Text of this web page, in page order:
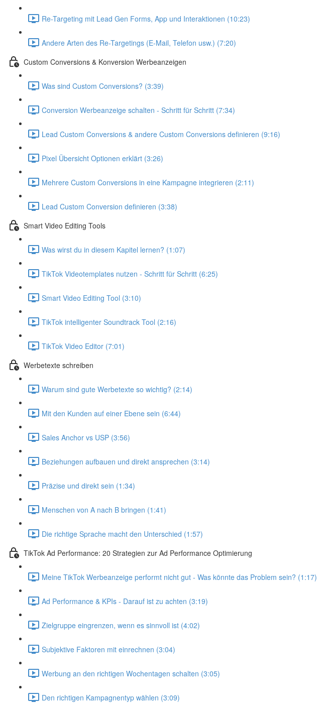
Re-Targeting mit Lead Gen Forms, App und Interaktionen (10:23)
Andere Arten des Re-Targetings (E-Mail, Telefon usw.) (7:20)
Custom Conversions & Konversion Werbeanzeigen
Was sind Custom Conversions? (3:39)
Conversion Werbeanzeige schalten - Schritt für Schritt (7:34)
Lead Custom Conversions & andere Custom Conversions definieren (9:16)
Pixel Übersicht Optionen erklärt (3:26)
Mehrere Custom Conversions in eine Kampagne integrieren (2:11)
Lead Custom Conversion definieren (3:38)
Smart Video Editing Tools
Was wirst du in diesem Kapitel lernen? (1:07)
TikTok Videotemplates nutzen - Schritt für Schritt (6:25)
Smart Video Editing Tool (3:10)
TikTok intelligenter Soundtrack Tool (2:16)
TikTok Video Editor (7:01)
Werbetexte schreiben
Warum sind gute Werbetexte so wichtig? (2:14)
Mit den Kunden auf einer Ebene sein (6:44)
Sales Anchor vs USP (3:56)
Beziehungen aufbauen und direkt ansprechen (3:14)
Präzise und direkt sein (1:34)
Menschen von A nach B bringen (1:41)
Die richtige Sprache macht den Unterschied (1:57)
TikTok Ad Performance: 20 Strategien zur Ad Performance Optimierung
Meine TikTok Werbeanzeige performt nicht gut - Was könnte das Problem sein? (1:17)
Ad Performance & KPIs - Darauf ist zu achten (3:19)
Zielgruppe eingrenzen, wenn es sinnvoll ist (4:02)
Subjektive Faktoren mit einrechnen (3:04)
Werbung an den richtigen Wochentagen schalten (3:05)
Den richtigen Kampagnentyp wählen (3:09)